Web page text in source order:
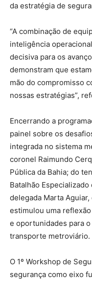
da estratégia de
“A combinação de
inteligência
decisiva para os
demonstram que
mão do compromisso
nossas estratégias”,
Encerrando a
painel sobre os
integrada no sistema
coronel Raimundo
Pública da Bahia; do
Batalhão
delegada Marta
estimulou uma
e oportunidades para
transporte metroviário.
O 1º Workshop de
segurança como eixo